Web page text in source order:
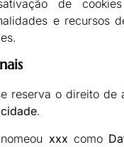
de
e recursos
reserva o direito de
.
nomeou xxx como